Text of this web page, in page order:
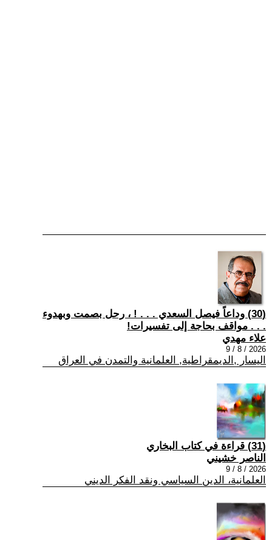
(30) وداعاً فيصل السعدي . . . ! ، رحل بصمت وبهدوء
. . . مواقف بحاجة إلى تفسيرات!
علاء مهدي
2026 / 8 / 9
اليسار ,الديمقراطية, العلمانية والتمدن في العراق
(31) قراءة في كتاب البخاري
الناصر خشيني
2026 / 8 / 9
العلمانية، الدين السياسي ونقد الفكر الديني